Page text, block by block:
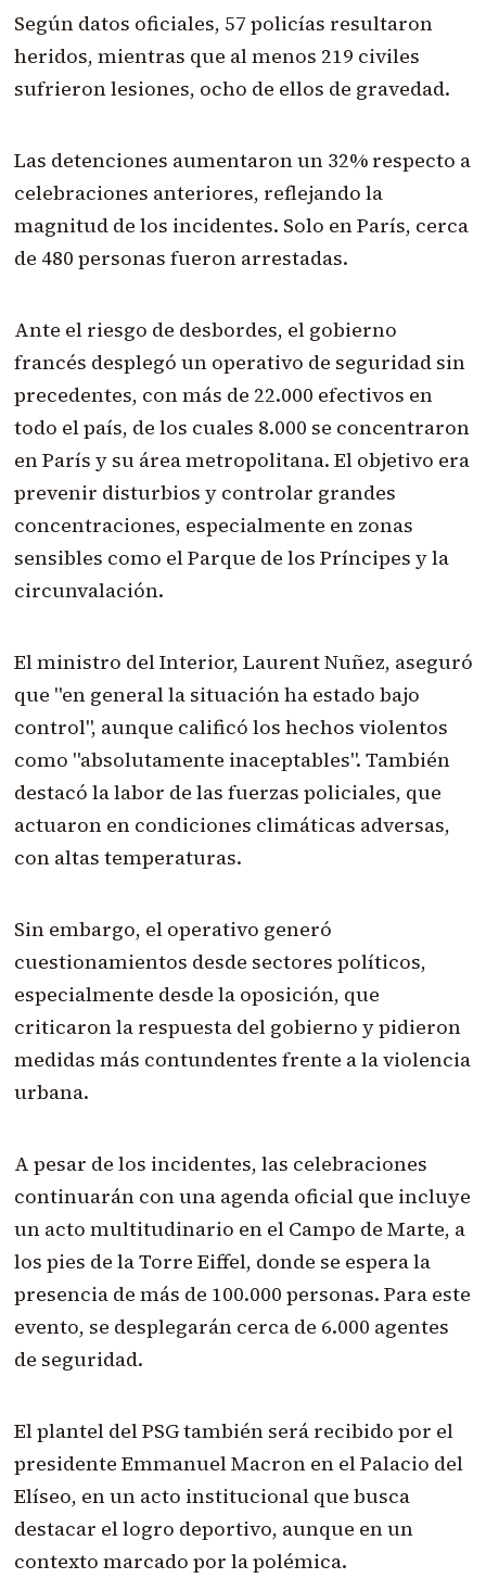
Según datos oficiales, 57 policías resultaron
heridos, mientras que al menos 219 civiles
sufrieron lesiones, ocho de ellos de gravedad.
Las detenciones aumentaron un 32% respecto a
celebraciones anteriores, reflejando la
magnitud de los incidentes. Solo en París, cerca
de 480 personas fueron arrestadas.
Ante el riesgo de desbordes, el gobierno
francés desplegó un operativo de seguridad sin
precedentes, con más de 22.000 efectivos en
todo el país, de los cuales 8.000 se concentraron
en París y su área metropolitana. El objetivo era
prevenir disturbios y controlar grandes
concentraciones, especialmente en zonas
sensibles como el Parque de los Príncipes y la
circunvalación.
El ministro del Interior, Laurent Nuñez, aseguró
que "en general la situación ha estado bajo
control", aunque calificó los hechos violentos
como "absolutamente inaceptables". También
destacó la labor de las fuerzas policiales, que
actuaron en condiciones climáticas adversas,
con altas temperaturas.
Sin embargo, el operativo generó
cuestionamientos desde sectores políticos,
especialmente desde la oposición, que
criticaron la respuesta del gobierno y pidieron
medidas más contundentes frente a la violencia
urbana.
A pesar de los incidentes, las celebraciones
continuarán con una agenda oficial que incluye
un acto multitudinario en el Campo de Marte, a
los pies de la Torre Eiffel, donde se espera la
presencia de más de 100.000 personas. Para este
evento, se desplegarán cerca de 6.000 agentes
de seguridad.
El plantel del PSG también será recibido por el
presidente Emmanuel Macron en el Palacio del
Elíseo, en un acto institucional que busca
destacar el logro deportivo, aunque en un
contexto marcado por la polémica.